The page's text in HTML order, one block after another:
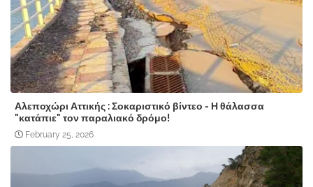
Αλεποχώρι Αττικής : Σοκαριστικό βίντεο - Η θάλασσα
"κατάπιε" τον παραλιακό δρόμο!
February 25, 2026